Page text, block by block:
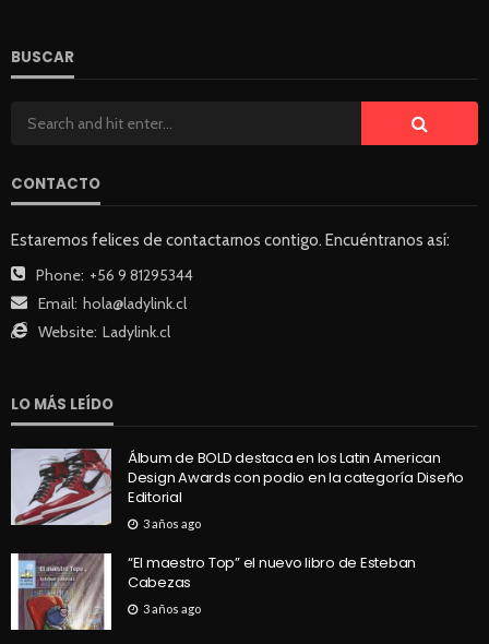
BUSCAR
CONTACTO
Estaremos felices de contactarnos contigo. Encuéntranos así:
Phone: +56 9 81295344
Email: hola@ladylink.cl
Website: Ladylink.cl
LO MÁS LEÍDO
Álbum de BOLD destaca en los Latin American
Design Awards con podio en la categoría Diseño
Editorial
3 años ago
“El maestro Top” el nuevo libro de Esteban
Cabezas
3 años ago